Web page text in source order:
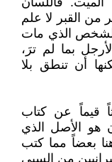
من القبر لا علم
الشخص الذي مات
بما لم ترَ،
أن تنطق بلا
قيماً عن كتاب
هو الأصل الذي
بعضاً مما كتب
من السبي